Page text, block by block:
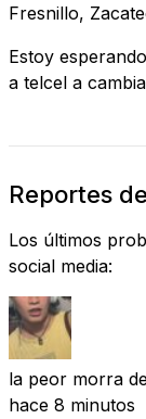
Fresnillo,
Estoy
a telcel a cambiar
Reportes
Los últimos
social media:
la peor morra
hace 8 minutos